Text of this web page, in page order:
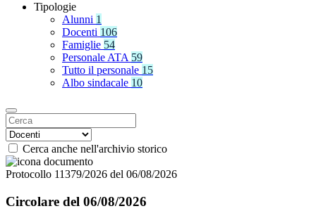
Tipologie
Alunni 1
Docenti 106
Famiglie 54
Personale ATA 59
Tutto il personale 15
Albo sindacale 10
Cerca anche nell'archivio storico
Protocollo 11379/2026 del 06/08/2026
Circolare del 06/08/2026